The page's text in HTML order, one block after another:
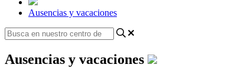
Ausencias y vacaciones
Ausencias y vacaciones